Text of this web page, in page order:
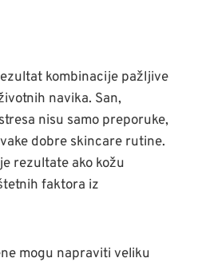
kombinacije pažljive
navika. San,
nisu samo preporuke,
dobre skincare rutine.
rezultate ako kožu
faktora iz
mogu napraviti veliku